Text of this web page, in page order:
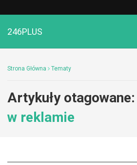
246PLUS
Strona Główna Tematy
Artykuły otagowane:
w reklamie